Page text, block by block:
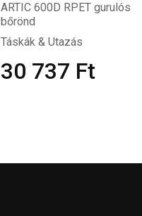
ARTIC 600D RPET gurulós
bőrönd
Táskák & Utazás
30 737 Ft